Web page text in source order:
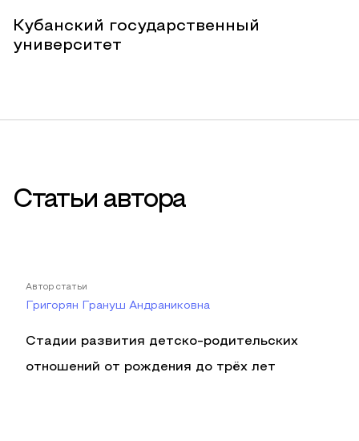
Кубанский государственный
университет
Статьи автора
Автор статьи
Григорян Грануш Андраниковна
Стадии развития детско-родительских
отношений от рождения до трёх лет